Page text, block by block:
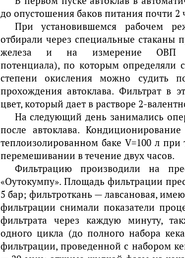
до опустошения баков питания почти 2
При установившемся рабочем
отбирали через специальные
железа и на измерение ОВП
потенциала), по которым определяли
степени окисления можно судить
прохождения автоклава. Фильтрат в
цвет, который дает в растворе 2-
На следующий день занимались
после автоклава.
теплоизолированном баке V=100 л
перемешивании в течение двух часов.
Фильтрацию производили на
«Оутокумпу». Площадь фильтрации
5 бар; фильтроткань — лавсановая,
фильтрации снимали показатели
фильтрата через каждую минуту,
одного цикла (до полного набора
фильтрации, проведенной с набором